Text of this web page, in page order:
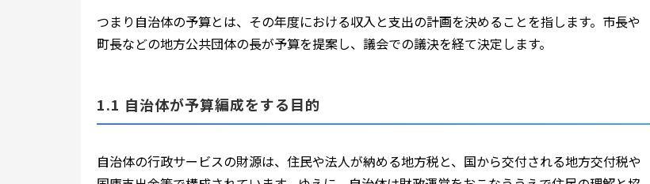
つまり自治体の予算とは、その年度における収入と支出の計画を決めることを指します。市長や
町長などの地方公共団体の長が予算を提案し、議会での議決を経て決定します。
1.1 自治体が予算編成をする目的
自治体の行政サービスの財源は、住民や法人が納める地方税と、国から交付される地方交付税や